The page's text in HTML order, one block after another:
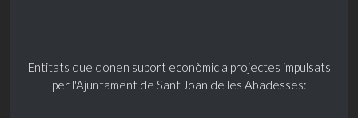
Entitats que donen suport econòmic a projectes impulsats
per l'Ajuntament de Sant Joan de les Abadesses: